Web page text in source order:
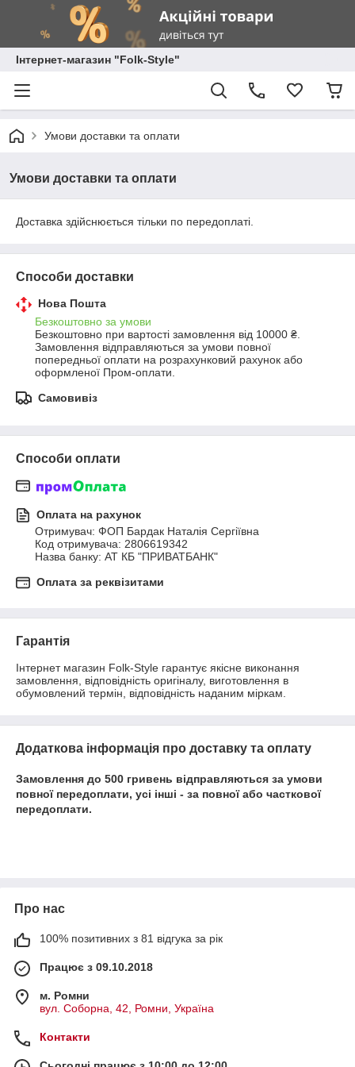
Інтернет-магазин "Folk-Style"
Умови доставки та оплати
Умови доставки та оплати
Доставка здійснюється тільки по передоплаті.
Способи доставки
Нова Пошта
Безкоштовно за умови
Безкоштовно при вартості замовлення від 10000 ₴.
Замовлення відправляються за умови повної
попередньої оплати на розрахунковий рахунок або
оформленої Пром-оплати.
Самовивіз
Способи оплати
Оплата на рахунок
Отримувач: ФОП Бардак Наталія Сергіївна
Код отримувача: 2806619342
Назва банку: АТ КБ "ПРИВАТБАНК"
Оплата за реквізитами
Гарантія
Інтернет магазин Folk-Style гарантує якісне виконання
замовлення, відповідність оригіналу, виготовлення в
обумовлений термін, відповідність наданим міркам.
Додаткова інформація про доставку та оплату
Замовлення до 500 гривень відправляються за умови
повної передоплати, усі інші - за повної або часткової
передоплати.
Про нас
100% позитивних з 81 відгука за рік
Працює з 09.10.2018
м. Ромни
вул. Соборна, 42, Ромни, Україна
Контакти